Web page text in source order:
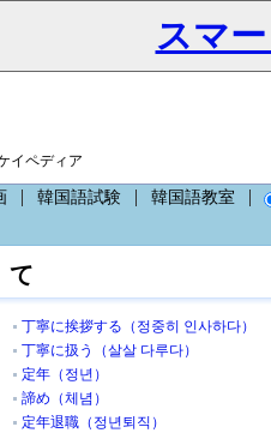
スマ
イペディア
韓国語試験 韓国語教室
て
丁寧に挨拶する（정중히 인사하다）
丁寧に扱う（살살 다루다）
定年（정년）
諦め（체념）
定年退職（정년퇴직）